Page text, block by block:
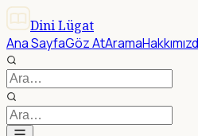
Dini Lügat
Ana SayfaGöz AtArama